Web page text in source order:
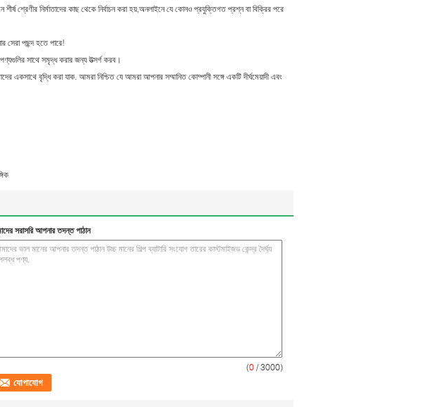
শ্রেণীর নির্মাতাদের কাছ থেকে নির্বাচন করা হয়,অনলাইনে যে কোনও প্রযুক্তিগত প্রশ্ন বা বিক্রির পরে
সেরা পছন্দ হতে পারে!
সাথে সমৃদ্ধ করার জন্য উত্সর্গ করব।
বৃদ্ধি করা যাক. আমরা নিশ্চিত যে আমরা আপনার সম্মানিত কোম্পানী সঙ্গে একটি দীর্ঘমেয়াদী এবং
সরাসরি আপনার তদন্ত পাঠান
(0 / 3000)